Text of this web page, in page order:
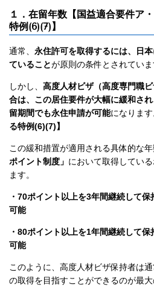
１．在留年数【国益適合要件ア
特例(6)(7)】
通常、 永住許可を取得するには、日
ていることが原則の条件とされていま
しかし、 高度人材ビザ（高度専門職
合は、この居住要件が大幅に緩和さ
留期間でも永住申請が可能になります
る特例(6)(7)】
この緩和措置が適用される具体的な
ポイント制度」 において取得してい
ます。
・70ポイント以上を3年間継続して
可能
・80ポイント以上を1年間継続して
可能
このように、高度人材ビザ保持者は
の取得を目指すことができるのが最大